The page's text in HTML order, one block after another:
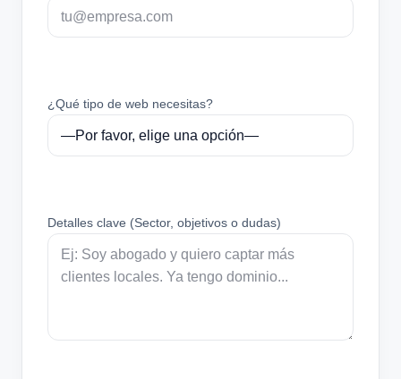
¿Qué tipo de web necesitas?
Detalles clave (Sector, objetivos o dudas)